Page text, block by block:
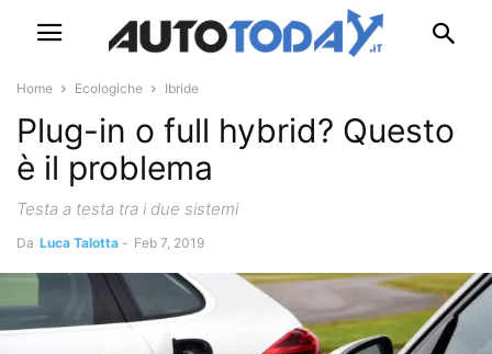
Home Ecologiche Ibride
Plug-in o full hybrid? Questo
è il problema
Testa a testa tra i due sistemi
Da Luca Talotta - Feb 7, 2019